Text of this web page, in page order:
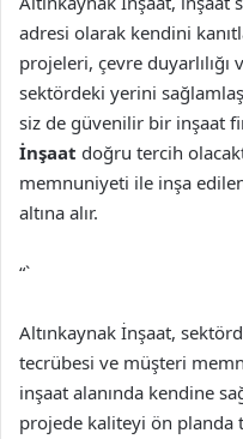
adresi olarak kendini
projeleri, çevre duyarlılığı
sektördeki yerini
siz de güvenilir bir inşaat
İnşaat doğru tercih
memnuniyeti ile inşa
altına alır.
“`
Altınkaynak İnşaat,
tecrübesi ve müşteri
inşaat alanında kendine
projede kaliteyi ön planda